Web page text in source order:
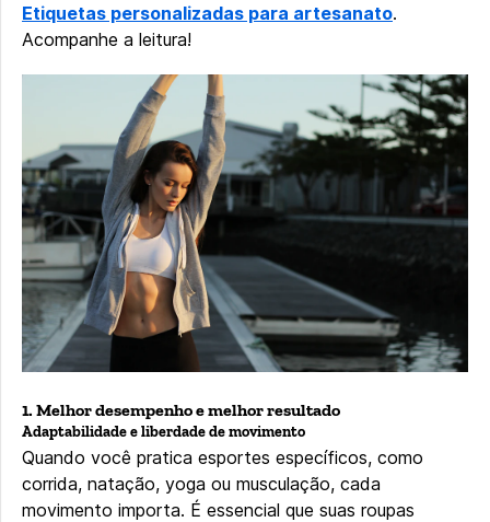
Etiquetas personalizadas para artesanato.
Acompanhe a leitura!
1. Melhor desempenho e melhor resultado
Adaptabilidade e liberdade de movimento
Quando você pratica esportes específicos, como
corrida, natação, yoga ou musculação, cada
movimento importa. É essencial que suas roupas